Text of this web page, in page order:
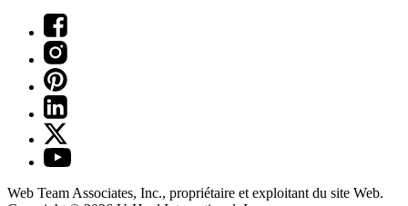
Web Team Associates, Inc., propriétaire et exploitant du site Web.